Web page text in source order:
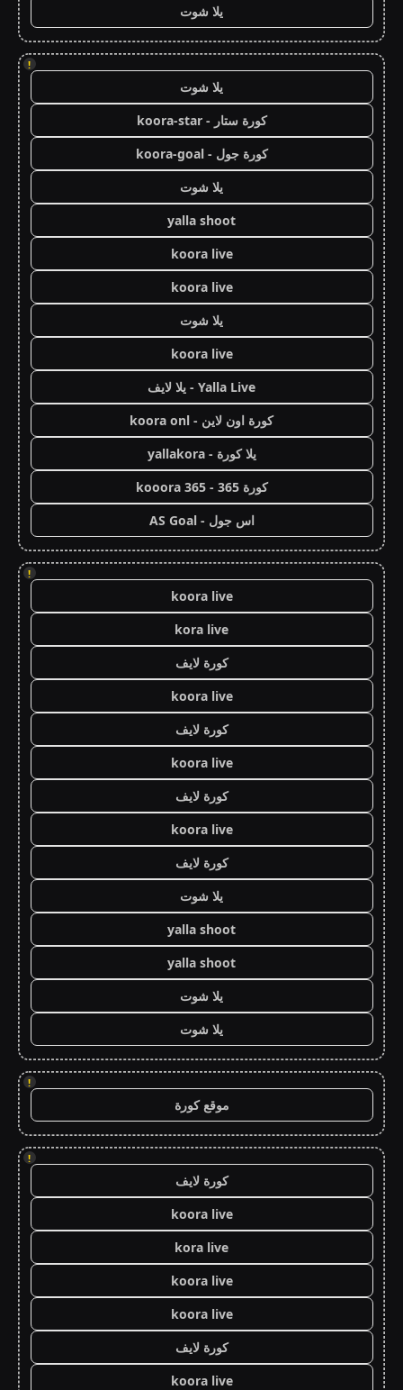
يلا شوت
!
يلا شوت
كورة ستار - koora-star
كورة جول - koora-goal
يلا شوت
yalla shoot
koora live
koora live
يلا شوت
koora live
Yalla Live - يلا لايف
كورة اون لاين - koora onl
يلا كورة - yallakora
كورة 365 - kooora 365
اس جول - AS Goal
!
koora live
kora live
كورة لايف
koora live
كورة لايف
koora live
كورة لايف
koora live
كورة لايف
يلا شوت
yalla shoot
yalla shoot
يلا شوت
يلا شوت
!
موقع كورة
!
كورة لايف
koora live
kora live
koora live
koora live
كورة لايف
koora live